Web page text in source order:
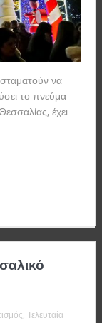
σταματούν να
το πνεύμα
έχει
, Τελευταία